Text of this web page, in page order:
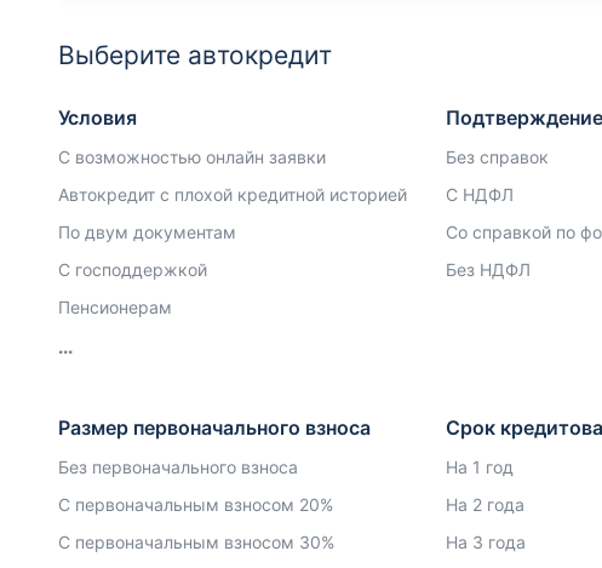
Выберите автокредит
Условия
С возможностью онлайн заявки
Автокредит с плохой кредитной историей
По двум документам
С господдержкой
Пенсионерам
Без справок
С НДФЛ
Со справкой по
Без НДФЛ
Размер первоначального взноса
Без первоначального взноса
С первоначальным взносом 20%
С первоначальным взносом 30%
Срок
На 1 год
На 2 года
На 3 года